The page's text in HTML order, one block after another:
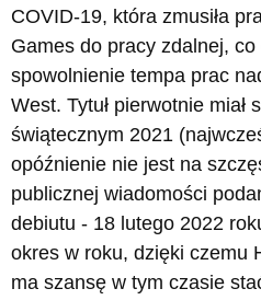
COVID-19, która zmusiła
Games do pracy zdalnej, co
spowolnienie tempa prac
West. Tytuł pierwotnie miał
świątecznym 2021
opóźnienie nie jest na
publicznej wiadomości
debiutu - 18 lutego 2022
okres w roku, dzięki czemu
ma szansę w tym czasie